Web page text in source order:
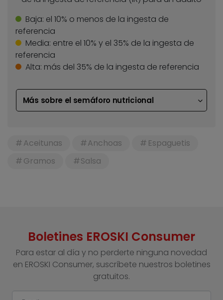
Baja: el 10% o menos de la ingesta de
referencia
Media: entre el 10% y el 35% de la ingesta de
referencia
Alta: más del 35% de la ingesta de referencia
Más sobre el semáforo nutricional
Aceitunas Anchoas
Espaguetis
Gramos
Salsa
Boletines EROSKI Consumer
Para estar al día y no perderte ninguna novedad
en EROSKI Consumer, suscríbete nuestros boletines
gratuitos.